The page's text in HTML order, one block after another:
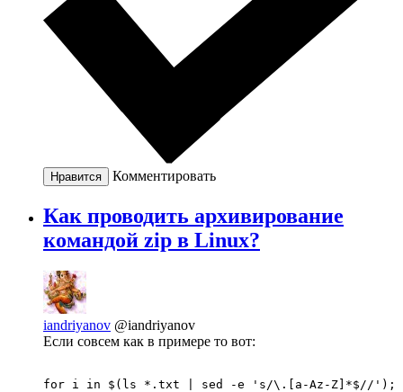
Нравится Комментировать
Как проводить архивирование
командой zip в Linux?
iandriyanov @iandriyanov
Если совсем как в примере то вот:
for i in $(ls *.txt | sed -e 's/\.[a-Az-Z]*$//');